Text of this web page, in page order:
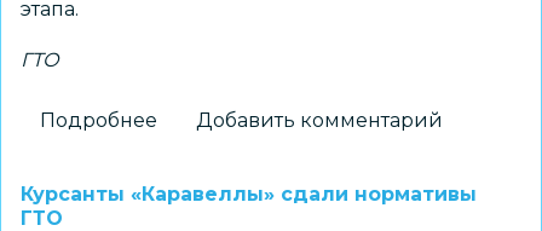
этапа.
ГТО
Подробнее Добавить комментарий
Курсанты «Каравеллы» сдали нормативы
ГТО